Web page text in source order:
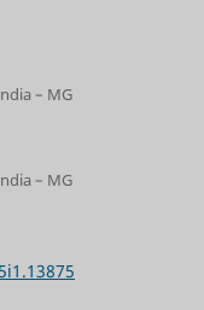
– MG
– MG